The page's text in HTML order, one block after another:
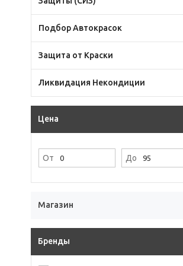
Подбор Автокрасок
Защита от Краски
Ликвидация Некондиции
Цена
От До
Магазин
Бренды